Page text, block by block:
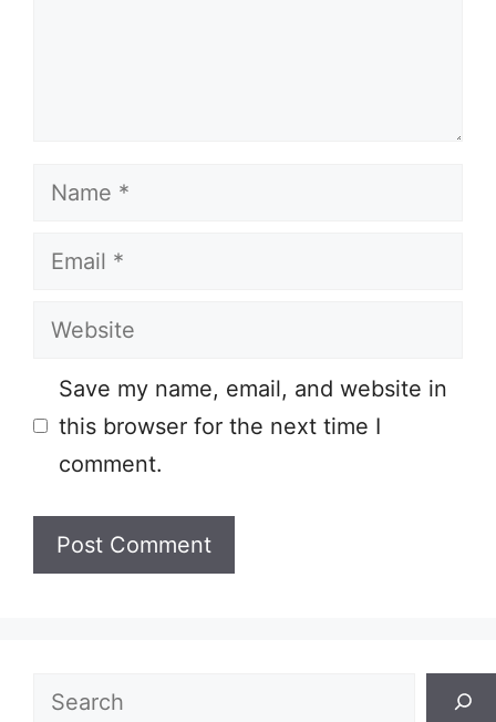
Name
Email
Website
Save my name, email, and website in
this browser for the next time I
comment.
Search